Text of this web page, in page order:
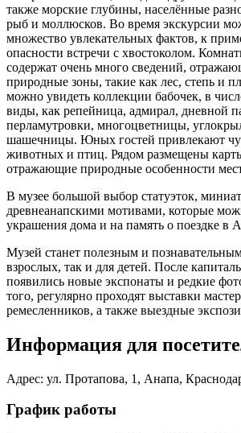
также морские глубины, населённые
рыб и моллюсков. Во время экскурсии
множество увлекательных фактов, к
опасности встречи с хвостоколом.
содержат очень много сведений,
природные зоны, такие как лес, степь и
можно увидеть коллекции бабочек, в
виды, как репейница, адмирал, дневной
перламутровки, многоцветницы,
шашечницы. Юных гостей привлекают
животных и птиц. Рядом размещены
отражающие природные особенности
В музее большой выбор статуэток,
древнеанапскими мотивами, которые
украшения дома и на память о поездке в
Музей станет полезным и
взрослых, так и для детей. После
появились новые экспонаты и редкие
того, регулярно проходят выставки
ремесленников, а также выездные
Информация для
Адрес: ул. Протапова, 1, Анапа,
График работы